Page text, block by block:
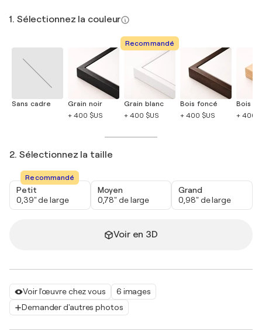
Voir l'œuvre chez vous
6 images
Demander d'autres photos
1. Sélectionnez la couleur
Sans cadre
Grain noir
+ 400 $US
Recommandé
Grain blanc
+ 400 $US
Bois foncé
+ 400 $US
Bois
+ 400
2. Sélectionnez la taille
Recommandé
Petit
0,39" de large
Moyen
0,78" de large
Grand
0,98" de large
Voir en 3D